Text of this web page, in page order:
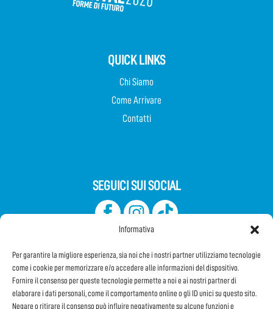
Informativa
Per garantire la migliore esperienza, sia noi che i nostri partner utilizziamo tecnologie
come i cookie per memorizzare e/o accedere alle informazioni del dispositivo.
Fornire il consenso per queste tecnologie permette a noi e ai nostri partner di
elaborare i dati personali, come il comportamento online o gli ID unici su questo sito.
Negare o ritirare il consenso può influire negativamente su alcune funzioni e
QUICK LINKS
Chi Siamo
Come Arrivare
Contatti
SEGUICI SUI SOCIAL
Iscriviti alla Newsletter